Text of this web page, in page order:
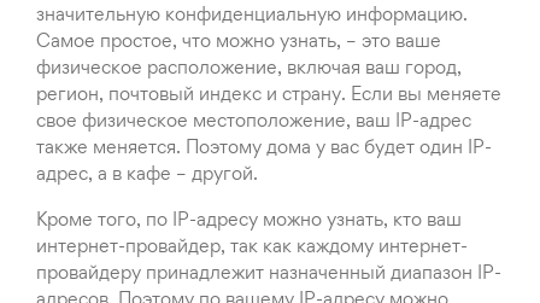
значительную конфиденциальную информацию.
Самое простое, что можно узнать, – это ваше
физическое расположение, включая ваш город,
регион, почтовый индекс и страну. Если вы меняете
свое физическое местоположение, ваш IP-адрес
также меняется. Поэтому дома у вас будет один IP-
адрес, а в кафе – другой.
Кроме того, по IP-адресу можно узнать, кто ваш
интернет-провайдер, так как каждому интернет-
провайдеру принадлежит назначенный диапазон IP-